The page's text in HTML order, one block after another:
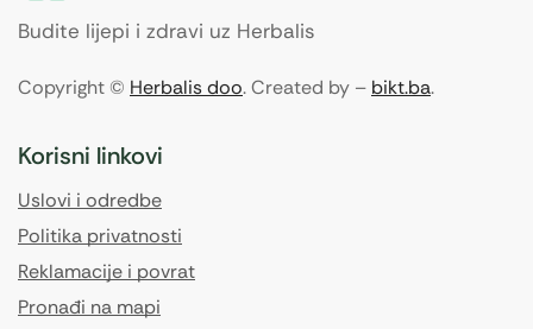
Budite lijepi i zdravi uz Herbalis
Copyright © Herbalis doo. Created by – bikt.ba.
Korisni linkovi
Uslovi i odredbe
Politika privatnosti
Reklamacije i povrat
Pronađi na mapi